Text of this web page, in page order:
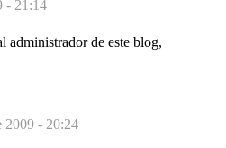
- 21:14
administrador de este blog,
2009 - 20:24